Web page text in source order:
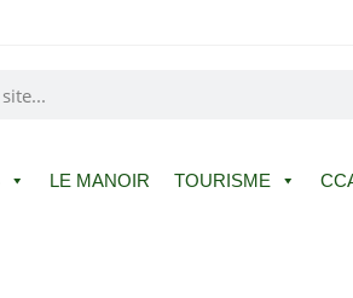
LE MANOIR TOURISME